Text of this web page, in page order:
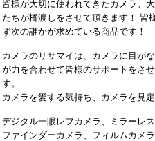
皆様が大切に使われてきたカメラ。
たちが橋渡しをさせて頂きます！ 皆
ず次の誰かが求めている商品です！
カメラのリサマイは、カメラに目が
が力を合わせて皆様のサポートをさ
す。
カメラを愛する気持ち、カメラを見
デジタル一眼レフカメラ、ミラーレ
ファインダーカメラ、フィルムカメ